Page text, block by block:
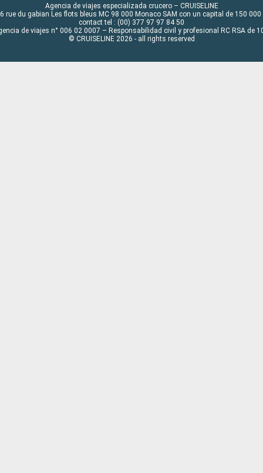
Agencia de viajes especializada crucero – CRUISELINE
rue du gabian Les flots bleus MC 98 000 Monaco SAM con un capital de 150 000
contact tel : (00) 377 97 97 84 50
de viajes n° 006 02 0007 – Responsabilidad civil y profesional RC RSA de
© CRUISELINE 2026 - all rights reserved